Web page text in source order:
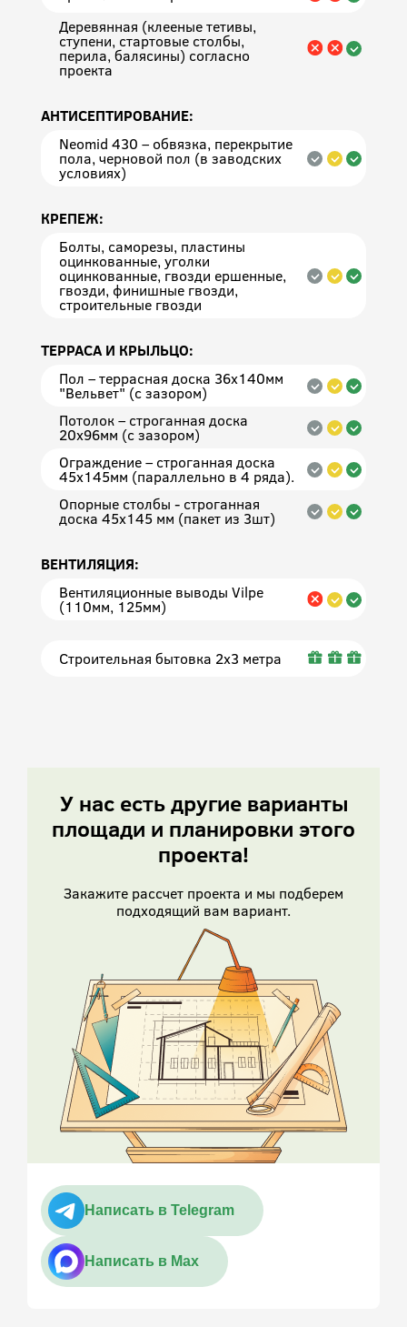
Деревянная (клееные тетивы,
ступени, стартовые столбы,
перила, балясины) согласно
проекта
АНТИСЕПТИРОВАНИЕ:
Neomid 430 – обвязка, перекрытие
пола, черновой пол (в заводских
условиях)
КРЕПЕЖ:
Болты, саморезы, пластины
оцинкованные, уголки
оцинкованные, гвозди ершенные,
гвозди, финишные гвозди,
строительные гвозди
ТЕРРАСА И КРЫЛЬЦО:
Пол – террасная доска 36х140мм
"Вельвет" (с зазором)
Потолок – строганная доска
20х96мм (с зазором)
Ограждение – строганная доска
45х145мм (параллельно в 4 ряда).
Опорные столбы - строганная
доска 45х145 мм (пакет из 3шт)
ВЕНТИЛЯЦИЯ:
Вентиляционные выводы Vilpe
(110мм, 125мм)
Строительная бытовка 2х3 метра
У нас есть другие варианты
площади и планировки этого
проекта!
Закажите рассчет проекта и мы подберем
подходящий вам вариант.
Написать в Telegram
Написать в Max